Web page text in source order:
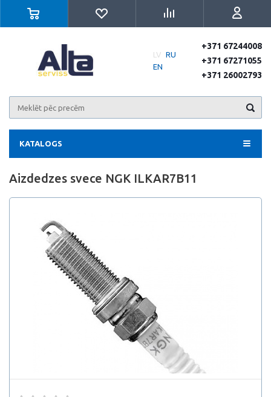
LV RU
EN
+371 67244008
+371 67271055
+371 26002793
KATALOGS
Aizdedzes svece NGK ILKAR7B11